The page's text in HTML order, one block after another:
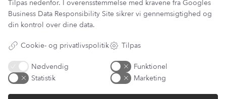
Mosevej 9
4700 Næstved
Denmark
Åbningstider
Mandag mellem kl. 09.00 og 14.00
Onsdag mellem kl. 09.00 og 14.00
Fredag mellem kl. 09.00 og 14.00
Tilpas nedenfor. I overensstemmelse med kravene fra Googles
Business Data Responsibility Site sikrer vi gennemsigtighed og
din kontrol over dine data.
Cookie- og privatlivspolitik Tilpas
Nødvendig
Funktionel
Statistik
Marketing